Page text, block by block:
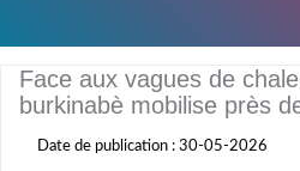
Face aux vagues de
burkinabè mobilise près
Date de publication : 30-05-2026